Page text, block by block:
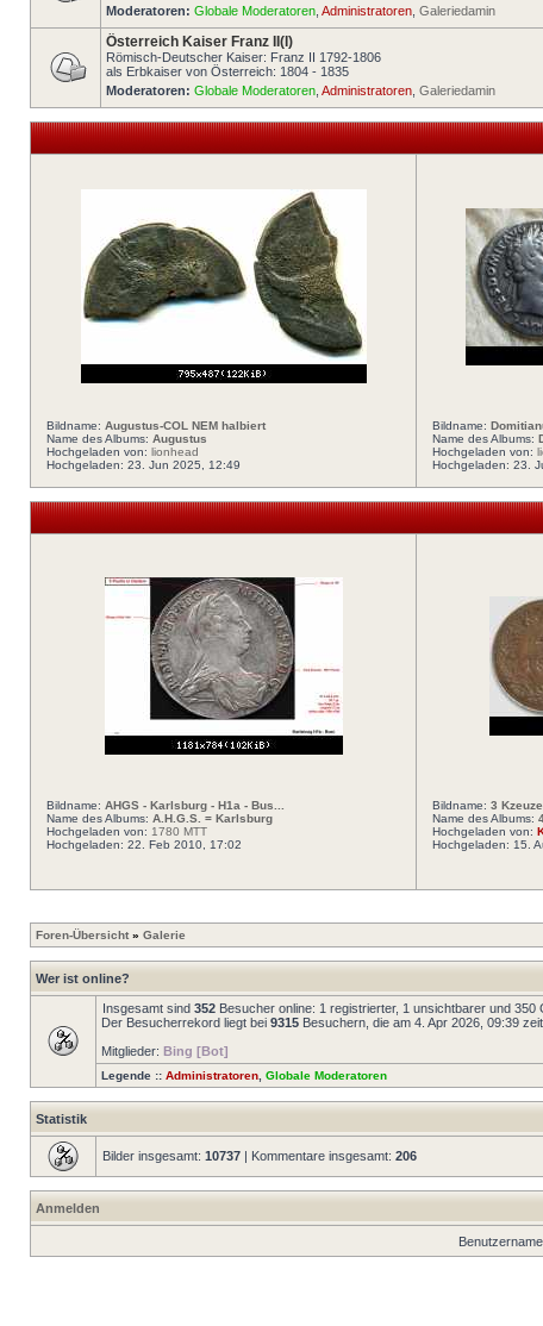
Moderatoren: Globale Moderatoren Administratoren Galeriedamin
Österreich Kaiser Franz II(I)
Römisch-Deutscher Kaiser: Franz II 1792-1806
als Erbkaiser von Österreich: 1804 - 1835
Moderatoren: Globale Moderatoren Administratoren Galeriedamin
Bildname: Augustus-COL NEM halbiert
Name des Albums: Augustus
Hochgeladen von: lionhead
Hochgeladen: 23. Jun 2025, 12:49
Bildname:
Name des Albums:
Hochgeladen von:
Hochgeladen: 23.
Bildname: AHGS - Karlsburg - H1a - Bus...
Name des Albums: A.H.G.S. = Karlsburg
Hochgeladen von: 1780 MTT
Hochgeladen: 22. Feb 2010, 17:02
Bildname: 3
Name des Albums:
Hochgeladen von:
Hochgeladen: 15.
Foren-Übersicht » Galerie
Wer ist online?
Insgesamt sind 352 Besucher online: 1 registrierter, 1 unsichtbarer und
Der Besucherrekord liegt bei 9315 Besuchern, die am 4. Apr 2026, 09:39
Mitglieder: Bing [Bot]
Legende :: Administratoren Globale Moderatoren
Statistik
Bilder insgesamt: 10737 | Kommentare insgesamt: 206
Anmelden